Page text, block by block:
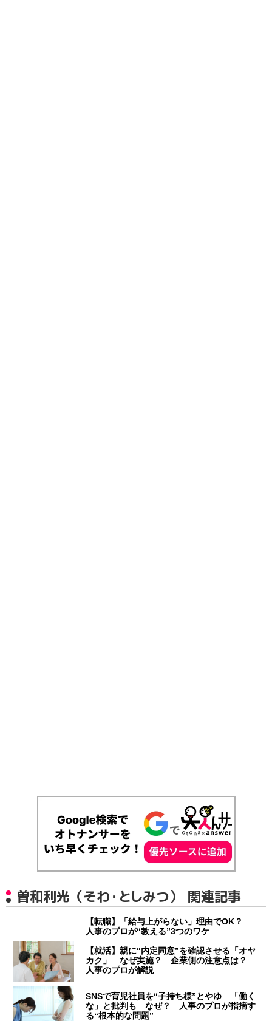
曽和利光（そわ・としみつ） 関連記事
【転職】「給与上がらない」理由でOK？
人事のプロが“教える”3つのワケ
【就活】親に“内定同意”を確認させる「オヤ
カク」 なぜ実施？ 企業側の注意点は？
人事のプロが解説
SNSで育児社員を“子持ち様”とやゆ 「働く
な」と批判も なぜ？ 人事のプロが指摘す
る“根本的な問題”